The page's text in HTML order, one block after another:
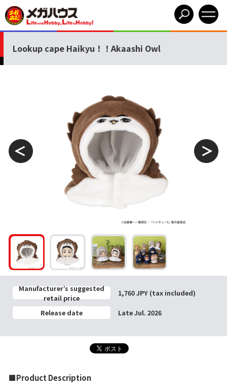
Lookup cape Haikyu！！Akaashi Owl
Manufacturer’s suggested
retail price
1,760 JPY (tax included)
Release date Late Jul. 2026
■Product Description